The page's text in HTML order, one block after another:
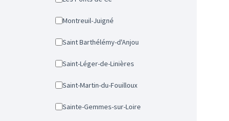
Montreuil-Juigné
Saint Barthélémy-d'Anjou
Saint-Léger-de-Linières
Saint-Martin-du-Fouilloux
Sainte-Gemmes-sur-Loire